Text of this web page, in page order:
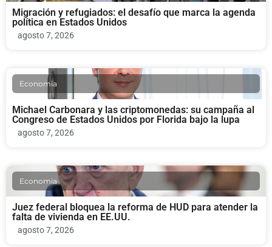
Migración y refugiados: el desafío que marca la agenda
política en Estados Unidos
agosto 7, 2026
Economia
Michael Carbonara y las criptomonedas: su campaña al
Congreso de Estados Unidos por Florida bajo la lupa
agosto 7, 2026
Economia
Juez federal bloquea la reforma de HUD para atender la
falta de vivienda en EE.UU.
agosto 7, 2026